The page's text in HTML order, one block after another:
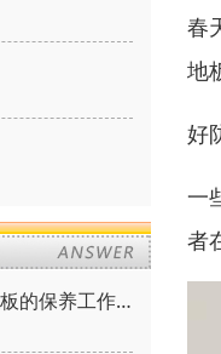
地板厂家是如何做好陶瓷防静电地板的保养工作？
春
地
好
一
者